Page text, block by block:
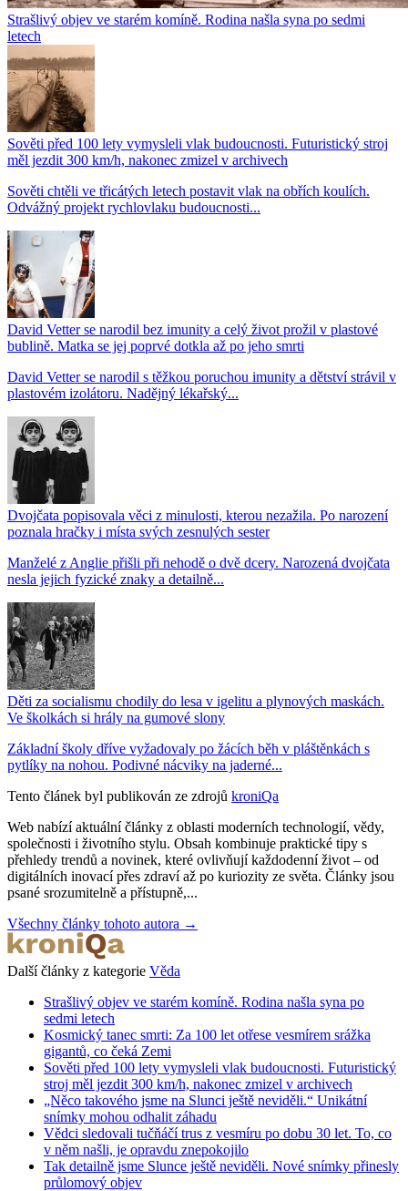
Strašlivý objev ve starém komíně. Rodina našla syna po sedmi
letech
Sověti před 100 lety vymysleli vlak budoucnosti. Futuristický stroj
měl jezdit 300 km/h, nakonec zmizel v archivech
Sověti chtěli ve třicátých letech postavit vlak na obřích koulích.
Odvážný projekt rychlovlaku budoucnosti...
David Vetter se narodil bez imunity a celý život prožil v plastové
bublině. Matka se jej poprvé dotkla až po jeho smrti
David Vetter se narodil s těžkou poruchou imunity a dětství strávil v
plastovém izolátoru. Nadějný lékařský...
Dvojčata popisovala věci z minulosti, kterou nezažila. Po narození
poznala hračky i místa svých zesnulých sester
Manželé z Anglie přišli při nehodě o dvě dcery. Narozená dvojčata
nesla jejich fyzické znaky a detailně...
Děti za socialismu chodily do lesa v igelitu a plynových maskách.
Ve školkách si hrály na gumové slony
Základní školy dříve vyžadovaly po žácích běh v pláštěnkách s
pytlíky na nohou. Podivné nácviky na jaderné...
Tento článek byl publikován ze zdrojů kroniQa
Web nabízí aktuální články z oblasti moderních technologií, vědy,
společnosti i životního stylu. Obsah kombinuje praktické tipy s
přehledy trendů a novinek, které ovlivňují každodenní život – od
digitálních inovací přes zdraví až po kuriozity ze světa. Články jsou
psané srozumitelně a přístupně,...
Všechny články tohoto autora →
Další články z kategorie Věda
Strašlivý objev ve starém komíně. Rodina našla syna po
sedmi letech
Kosmický tanec smrti: Za 100 let otřese vesmírem srážka
gigantů, co čeká Zemi
Sověti před 100 lety vymysleli vlak budoucnosti. Futuristický
stroj měl jezdit 300 km/h, nakonec zmizel v archivech
„Něco takového jsme na Slunci ještě neviděli.“ Unikátní
snímky mohou odhalit záhadu
Vědci sledovali tučňáčí trus z vesmíru po dobu 30 let. To, co
v něm našli, je opravdu znepokojilo
Tak detailně jsme Slunce ještě neviděli. Nové snímky přinesly
průlomový objev